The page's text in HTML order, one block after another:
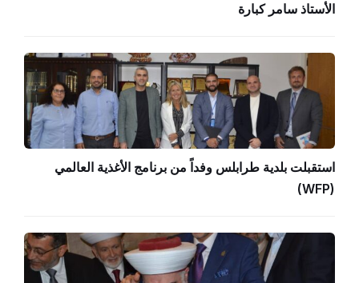
الأستاذ سامر كبارة
استقبلت بلدية طرابلس وفداً من برنامج الأغذية العالمي
(WFP)